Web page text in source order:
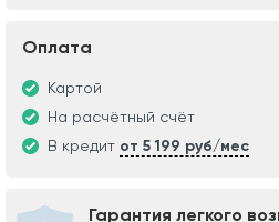
Оплата
Картой
На расчётный счёт
В кредит от 5 199 руб/мес
Гарантия легкого